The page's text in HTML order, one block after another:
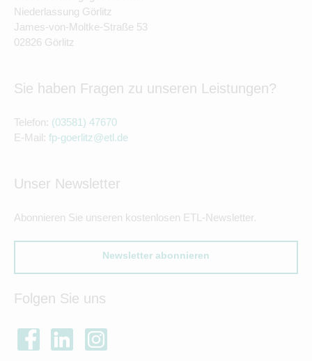
Niederlassung Görlitz
James-von-Moltke-Straße 53
02826 Görlitz
Sie haben Fragen zu unseren Leistungen?
Telefon: (03581) 47670
E-Mail: fp-goerlitz@etl.de
Unser Newsletter
Abonnieren Sie unseren kostenlosen ETL-Newsletter.
Newsletter abonnieren
Folgen Sie uns